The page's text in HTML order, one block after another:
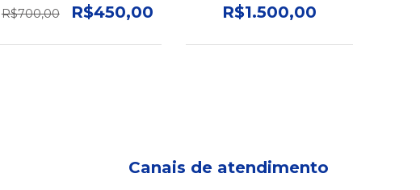
SEMINOVO
R$700,00 R$450,00
BATERIA ACIMA DE 75% -
SEMINOVO
R$1.500,00
Canais de atendimento